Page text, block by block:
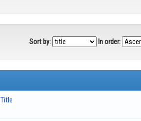
Sort by: In order:
Title